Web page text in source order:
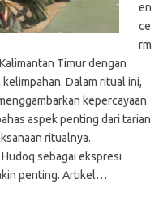
en
ce
rm
Timur dengan
Dalam ritual ini,
kepercayaan
aspek penting dari tarian
ritualnya.
sebagai ekspresi
penting. Artikel…